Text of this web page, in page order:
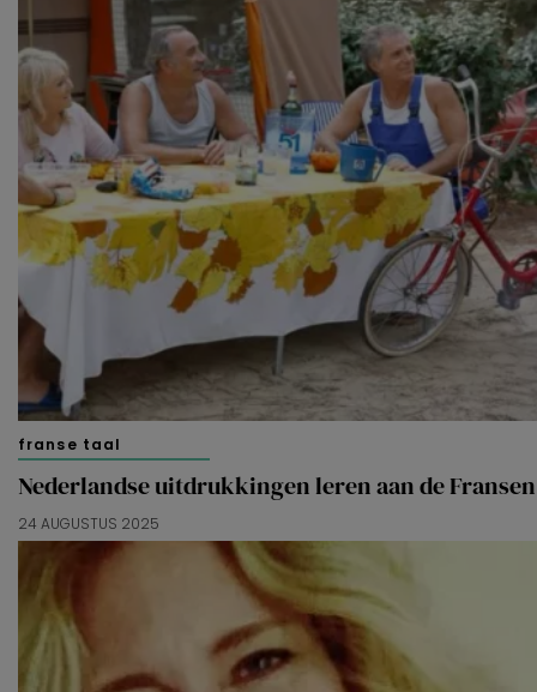
franse taal
Nederlandse uitdrukkingen leren aan de Fransen
24 AUGUSTUS 2025